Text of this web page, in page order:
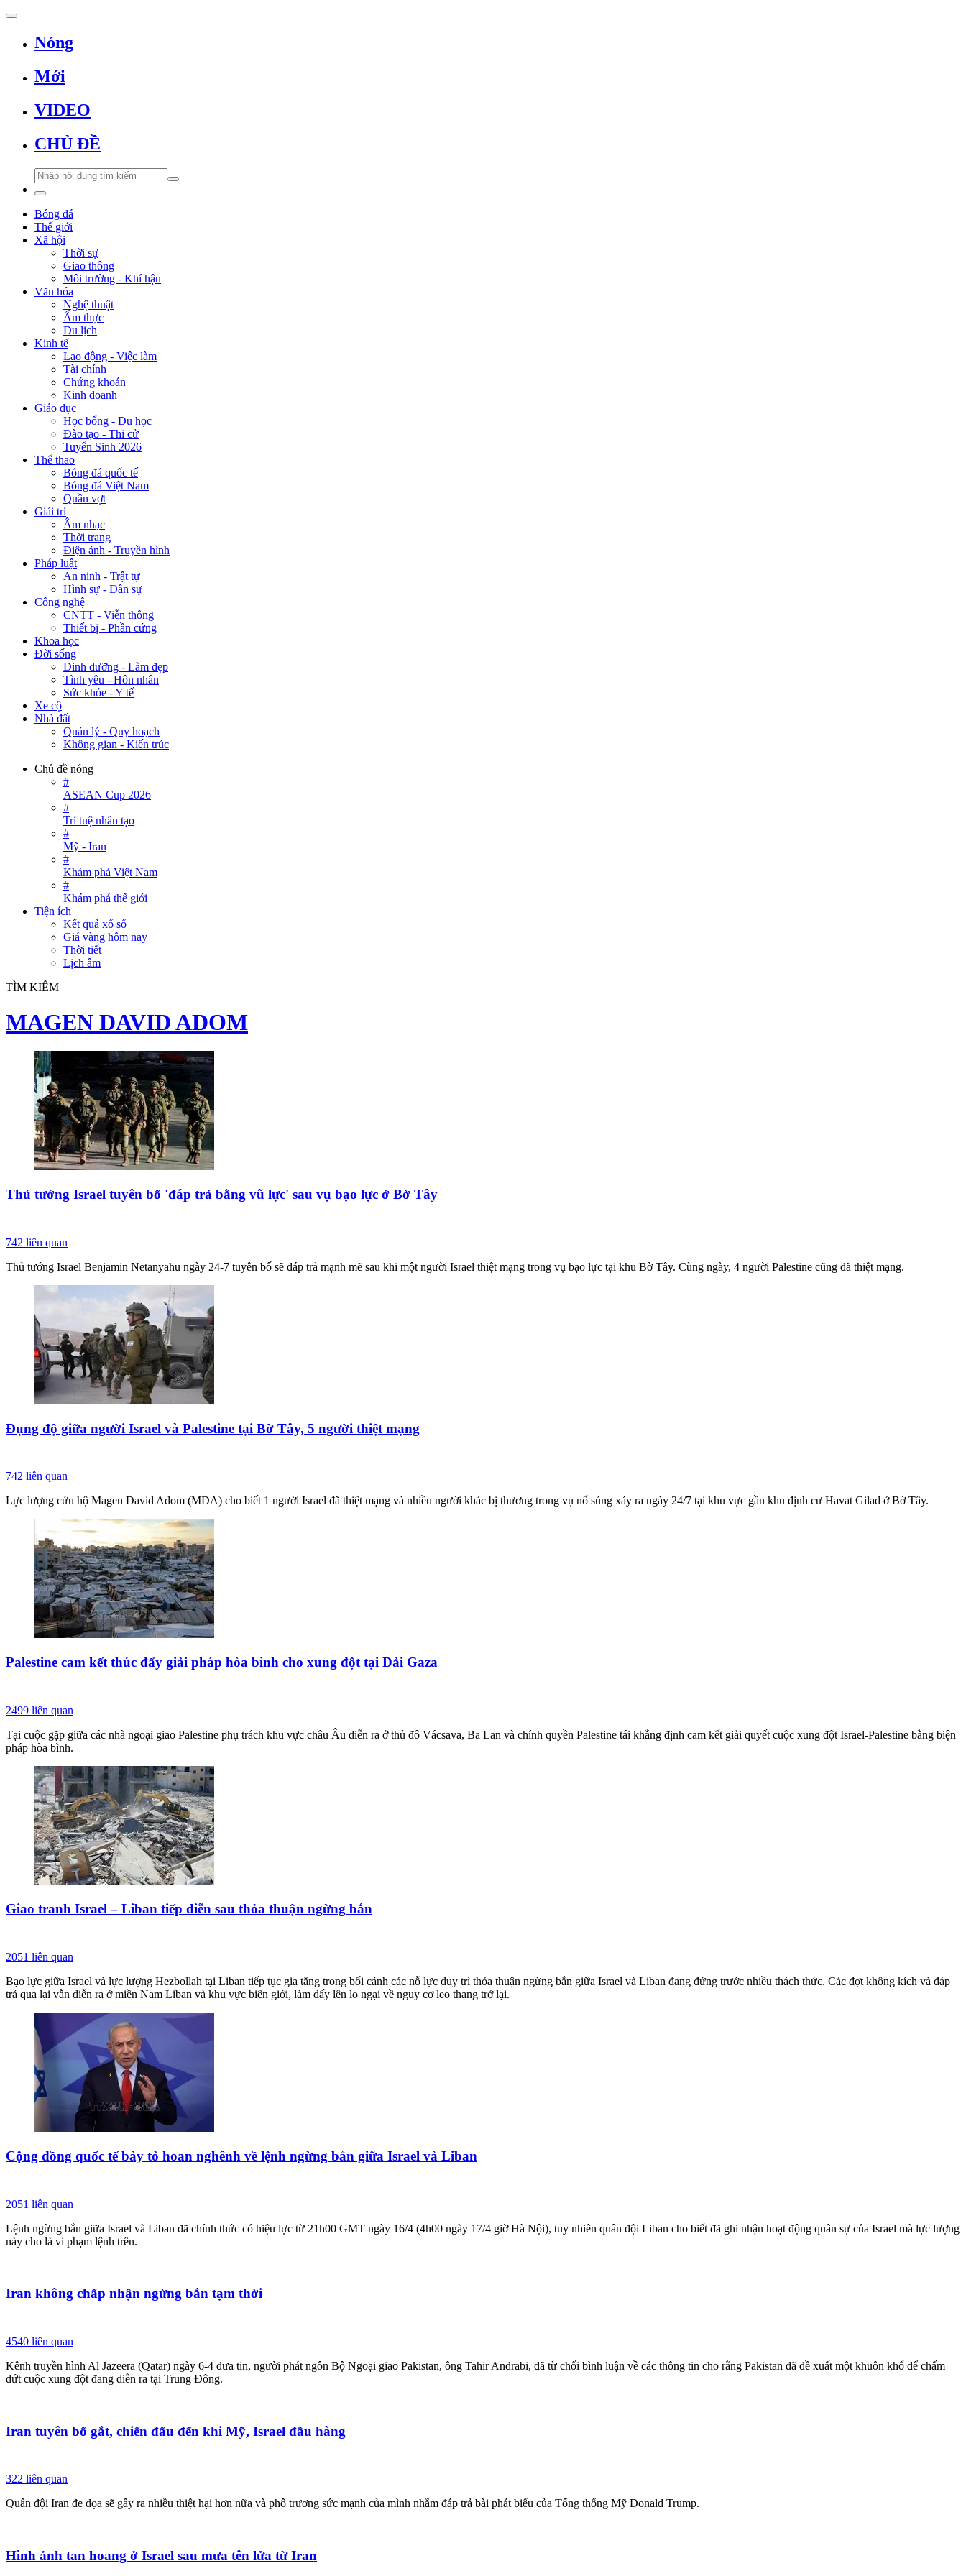
Nóng
Mới
VIDEO
CHỦ ĐỀ
Bóng đá
Thế giới
Xã hội
Thời sự
Giao thông
Môi trường - Khí hậu
Văn hóa
Nghệ thuật
Ẩm thực
Du lịch
Kinh tế
Lao động - Việc làm
Tài chính
Chứng khoán
Kinh doanh
Giáo dục
Học bổng - Du học
Đào tạo - Thi cử
Tuyển Sinh 2026
Thể thao
Bóng đá quốc tế
Bóng đá Việt Nam
Quần vợt
Giải trí
Âm nhạc
Thời trang
Điện ảnh - Truyền hình
Pháp luật
An ninh - Trật tự
Hình sự - Dân sự
Công nghệ
CNTT - Viễn thông
Thiết bị - Phần cứng
Khoa học
Đời sống
Dinh dưỡng - Làm đẹp
Tình yêu - Hôn nhân
Sức khỏe - Y tế
Xe cộ
Nhà đất
Quản lý - Quy hoạch
Không gian - Kiến trúc
Chủ đề nóng
#
ASEAN Cup 2026
#
Trí tuệ nhân tạo
#
Mỹ - Iran
#
Khám phá Việt Nam
#
Khám phá thế giới
Tiện ích
Kết quả xổ số
Giá vàng hôm nay
Thời tiết
Lịch âm
TÌM KIẾM
MAGEN DAVID ADOM
Thủ tướng Israel tuyên bố 'đáp trả bằng vũ lực' sau vụ bạo lực ở Bờ Tây
742 liên quan
Thủ tướng Israel Benjamin Netanyahu ngày 24-7 tuyên bố sẽ đáp trả mạnh mẽ sau khi một người Israel thiệt mạng trong vụ bạo lực tại khu Bờ Tây. Cùng ngày, 4 người Palestine cũng đã thiệt mạng.
Đụng độ giữa người Israel và Palestine tại Bờ Tây, 5 người thiệt mạng
742 liên quan
Lực lượng cứu hộ Magen David Adom (MDA) cho biết 1 người Israel đã thiệt mạng và nhiều người khác bị thương trong vụ nổ súng xảy ra ngày 24/7 tại khu vực gần khu định cư Havat Gilad ở Bờ Tây.
Palestine cam kết thúc đẩy giải pháp hòa bình cho xung đột tại Dải Gaza
2499 liên quan
Tại cuộc gặp giữa các nhà ngoại giao Palestine phụ trách khu vực châu Âu diễn ra ở thủ đô Vácsava, Ba Lan và chính quyền Palestine tái khẳng định cam kết giải quyết cuộc xung đột Israel-Palestine bằng biện
pháp hòa bình.
Giao tranh Israel – Liban tiếp diễn sau thỏa thuận ngừng bắn
2051 liên quan
Bạo lực giữa Israel và lực lượng Hezbollah tại Liban tiếp tục gia tăng trong bối cảnh các nỗ lực duy trì thỏa thuận ngừng bắn giữa Israel và Liban đang đứng trước nhiều thách thức. Các đợt không kích và đáp
trả qua lại vẫn diễn ra ở miền Nam Liban và khu vực biên giới, làm dấy lên lo ngại về nguy cơ leo thang trở lại.
Cộng đồng quốc tế bày tỏ hoan nghênh về lệnh ngừng bắn giữa Israel và Liban
2051 liên quan
Lệnh ngừng bắn giữa Israel và Liban đã chính thức có hiệu lực từ 21h00 GMT ngày 16/4 (4h00 ngày 17/4 giờ Hà Nội), tuy nhiên quân đội Liban cho biết đã ghi nhận hoạt động quân sự của Israel mà lực lượng
này cho là vi phạm lệnh trên.
Iran không chấp nhận ngừng bắn tạm thời
4540 liên quan
Kênh truyền hình Al Jazeera (Qatar) ngày 6-4 đưa tin, người phát ngôn Bộ Ngoại giao Pakistan, ông Tahir Andrabi, đã từ chối bình luận về các thông tin cho rằng Pakistan đã đề xuất một khuôn khổ để chấm
dứt cuộc xung đột đang diễn ra tại Trung Đông.
Iran tuyên bố gắt, chiến đấu đến khi Mỹ, Israel đầu hàng
322 liên quan
Quân đội Iran đe dọa sẽ gây ra nhiều thiệt hại hơn nữa và phô trương sức mạnh của mình nhằm đáp trả bài phát biểu của Tổng thống Mỹ Donald Trump.
Hình ảnh tan hoang ở Israel sau mưa tên lửa từ Iran